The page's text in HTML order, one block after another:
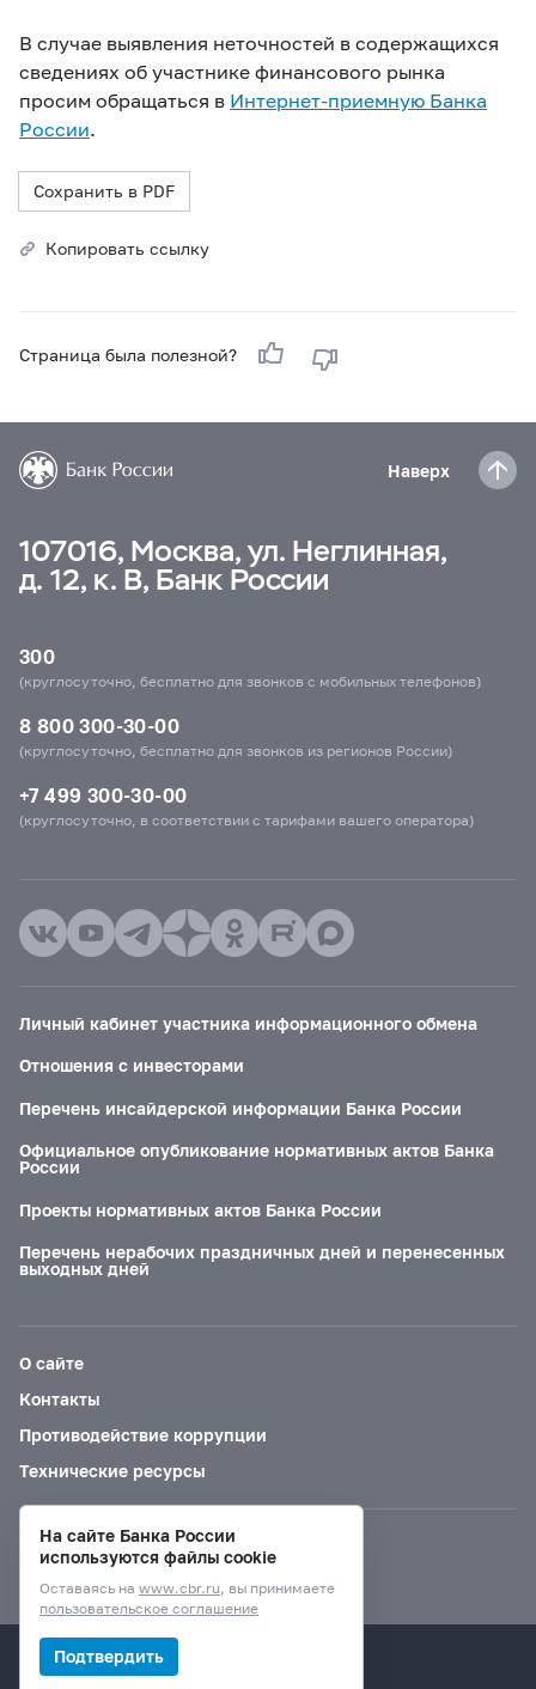
В случае выявления неточностей в содержащихся
сведениях об участнике финансового рынка
просим обращаться в Интернет-приемную Банка
России.
Сохранить в PDF
Копировать ссылку
Страница была полезной?
Наверх
107016, Москва, ул. Неглинная,
д. 12, к. В, Банк России
300
(круглосуточно, бесплатно для звонков с мобильных телефонов)
8 800 300-30-00
(круглосуточно, бесплатно для звонков из регионов России)
+7 499 300-30-00
(круглосуточно, в соответствии с тарифами вашего оператора)
Личный кабинет участника информационного обмена
Отношения с инвесторами
Перечень инсайдерской информации Банка России
Официальное опубликование нормативных актов Банка
России
Проекты нормативных актов Банка России
Перечень нерабочих праздничных дней и перенесенных
выходных дней
О сайте
Контакты
Противодействие коррупции
Технические ресурсы
Версия для слабовидящих
© Банк России, 2000–2026.
На сайте Банка России
используются файлы cookie
Оставаясь на www.cbr.ru, вы принимаете
пользовательское соглашение
Подтвердить